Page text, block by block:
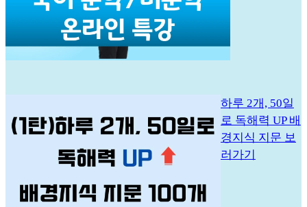
하루 2개, 50일
로 독해력 UP 배
경지식 지문 보
러가기